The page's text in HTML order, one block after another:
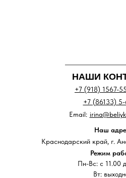
НАШИ
+7 (918) 1567-
+7 (86133)
Наш
Краснодарский край, г.
Режим
Пн-Вс: с 11.00
Вт:
Email: